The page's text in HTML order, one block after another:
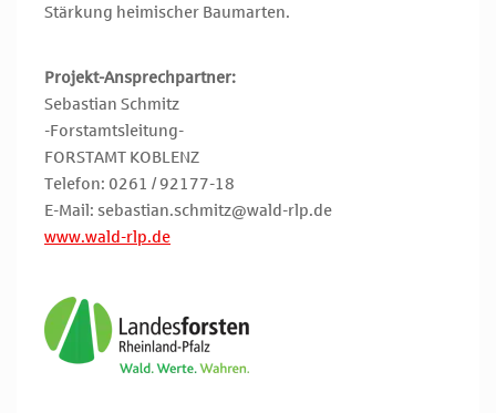
Stärkung heimischer Baumarten.
Projekt-Ansprechpartner:
Sebastian Schmitz
-Forstamtsleitung-
FORSTAMT KOBLENZ
Telefon: 0261 / 92177-18
E-Mail: sebastian.schmitz@wald-rlp.de
www.wald-rlp.de